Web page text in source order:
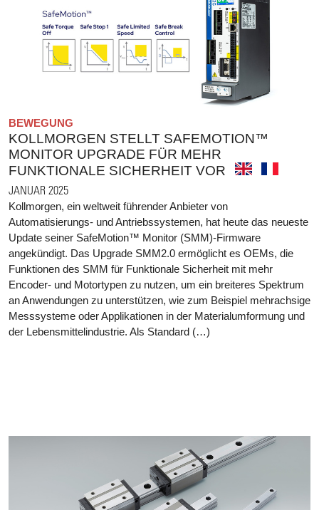
BEWEGUNG
KOLLMORGEN STELLT SAFEMOTION™
MONITOR UPGRADE FÜR MEHR
FUNKTIONALE SICHERHEIT VOR
JANUAR 2025
Kollmorgen, ein weltweit führender Anbieter von
Automatisierungs- und Antriebssystemen, hat heute das neueste
Update seiner SafeMotion™ Monitor (SMM)-Firmware
angekündigt. Das Upgrade SMM2.0 ermöglicht es OEMs, die
Funktionen des SMM für Funktionale Sicherheit mit mehr
Encoder- und Motortypen zu nutzen, um ein breiteres Spektrum
an Anwendungen zu unterstützen, wie zum Beispiel mehrachsige
Messsysteme oder Applikationen in der Materialumformung und
der Lebensmittelindustrie. Als Standard (…)